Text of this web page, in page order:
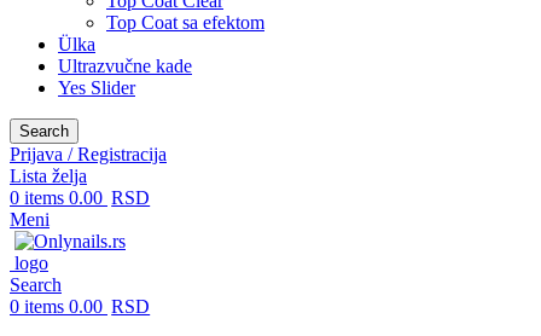
Top Coat sa efektom
Ülka
Ultrazvučne kade
Yes Slider
Search
Prijava / Registracija
Lista želja
0 items 0.00 RSD
Meni
Search
0 items 0.00 RSD